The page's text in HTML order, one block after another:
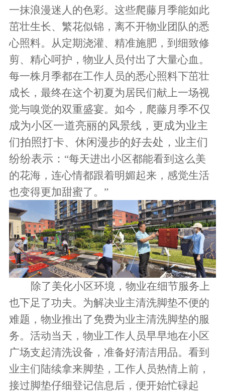
一抹浪漫迷人的色彩。这些爬藤月季能如此
茁壮生长、繁花似锦，离不开物业团队的悉
心照料。从定期浇灌、精准施肥，到细致修
剪、精心呵护， 物业人员付出了大量心血。
每一株月季都在工作人员的悉心照料下茁壮
成长，最终在这个初夏为居民们献上一场视
觉与嗅觉的双重盛宴。如今，爬藤月季不仅
成为小区一道亮丽的风景线，更成为业主
们拍照打卡、休闲漫步的好去处，业主们
纷纷表示： “每天进出小区都能看到这么美
的花海，连心情都跟着明媚起来，感觉生活
也变得更加甜蜜了。”
除了美化小区环境，物业在细节服务上
也下足了功夫。为解决业主清洗脚垫不便的
难题，物业推出了免费为业主清洗脚垫的服
务。活动当天，物业工作人员早早地在小区
广场支起清洗设备，准备好清洁用品。看到
业主们陆续拿来脚垫，工作人员热情上前，
接过脚垫仔细登记信息后，便开始忙碌起